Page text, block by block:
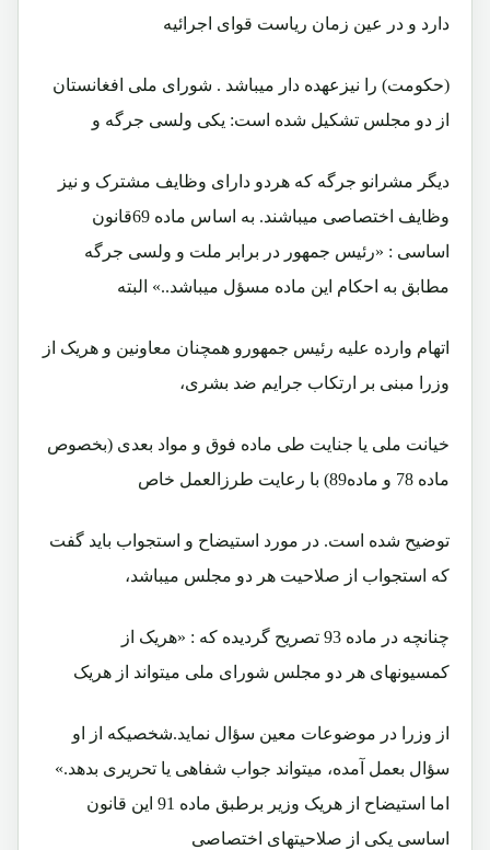
دارد و در عين زمان رياست قوای اجرائيه
(حکومت) را نيزعهده دار ميباشد . شورای ملی افغانستان
از دو مجلس تشکيل شده است: يکی ولسی جرگه و
ديگر مشرانو جرگه که هردو دارای وظايف مشترک و نيز
وظايف اختصاصی ميباشند. به اساس ماده 69قانون
اساسی : «رئيس جمهور در برابر ملت و ولسی جرگه
مطابق به احکام اين ماده مسؤل ميباشد..» البته
اتهام وارده عليه رئيس جمهورو همچنان معاونين و هريک از
وزرا مبنی بر ارتکاب جرايم ضد بشری،
خيانت ملی يا جنايت طی ماده فوق و مواد بعدی (بخصوص
ماده 78 و ماده89) با رعايت طرزالعمل خاص
توضيح شده است. در مورد استيضاح و استجواب بايد گفت
که استجواب از صلاحيت هر دو مجلس ميباشد،
چنانچه در ماده 93 تصريح گرديده که : «هريک از
کمسيونهای هر دو مجلس شورای ملی ميتواند از هريک
از وزرا در موضوعات معين سؤال نمايد.شخصيکه از او
سؤال بعمل آمده، ميتواند جواب شفاهی يا تحريری بدهد.»
اما استيضاح از هريک وزير برطبق ماده 91 اين قانون
اساسی يکی از صلاحيتهای اختصاصی